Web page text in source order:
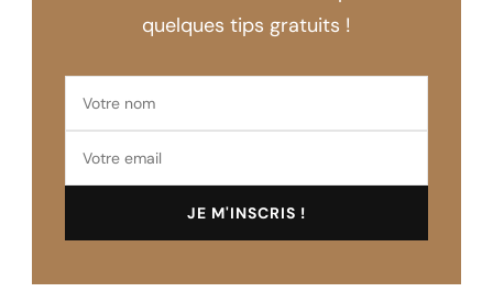
quelques tips gratuits !